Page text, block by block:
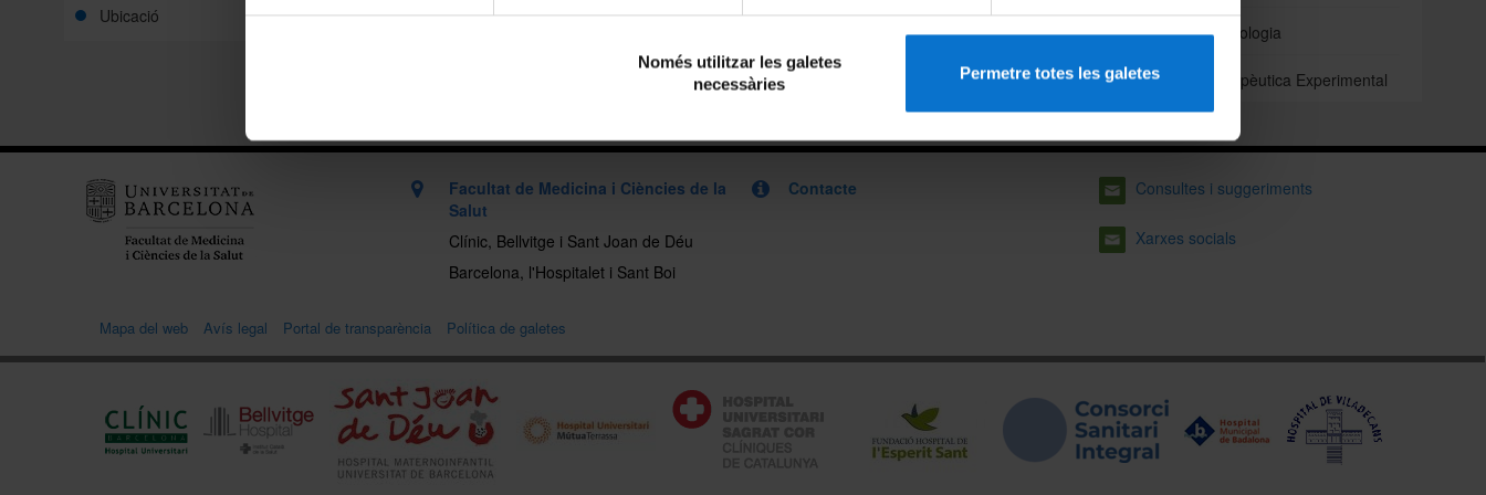
Només utilitzar les galetes
necessàries
Permetre totes les galetes
Ubicació
Odontoestomatologia
Patologia i Terapèutica Experimental
Facultat de Medicina i Ciències de la
Salut
Clínic, Bellvitge i Sant Joan de Déu
Barcelona, l'Hospitalet i Sant Boi
Contacte Consultes i suggeriments
Xarxes socials
Mapa del web Avís legal Portal de transparència Política de galetes